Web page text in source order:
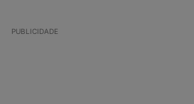
PUBLICIDADE